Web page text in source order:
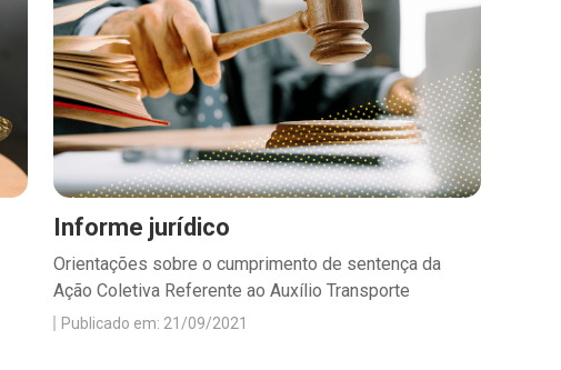
Informe jurídico
Orientações sobre o cumprimento de sentença da
Ação Coletiva Referente ao Auxílio Transporte
Publicado em: 21/09/2021